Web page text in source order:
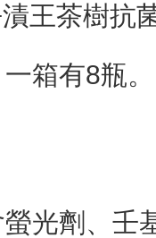
王茶樹抗
箱有8瓶。
光劑、壬